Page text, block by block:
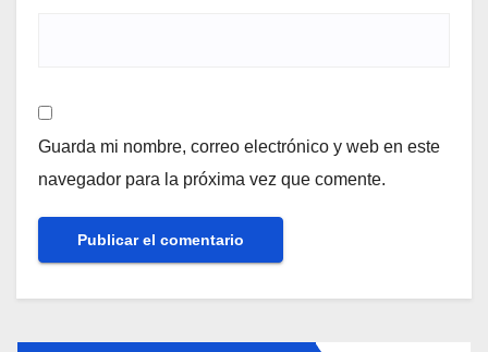
Guarda mi nombre, correo electrónico y web en este
navegador para la próxima vez que comente.